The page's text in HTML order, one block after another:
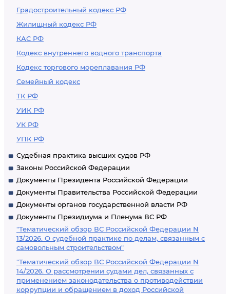
Градостроительный кодекс РФ
Жилищный кодекс РФ
КАС РФ
Кодекс внутреннего водного транспорта
Кодекс торгового мореплавания РФ
Семейный кодекс
ТК РФ
УИК РФ
УК РФ
УПК РФ
Судебная практика высших судов РФ
Законы Российской Федерации
Документы Президента Российской Федерации
Документы Правительства Российской Федерации
Документы органов государственной власти РФ
Документы Президиума и Пленума ВС РФ
"Тематический обзор ВС Российской Федерации N
13/2026. О судебной практике по делам, связанным с
самовольным строительством"
"Тематический обзор ВС Российской Федерации N
14/2026. О рассмотрении судами дел, связанных с
применением законодательства о противодействии
коррупции и обращением в доход Российской